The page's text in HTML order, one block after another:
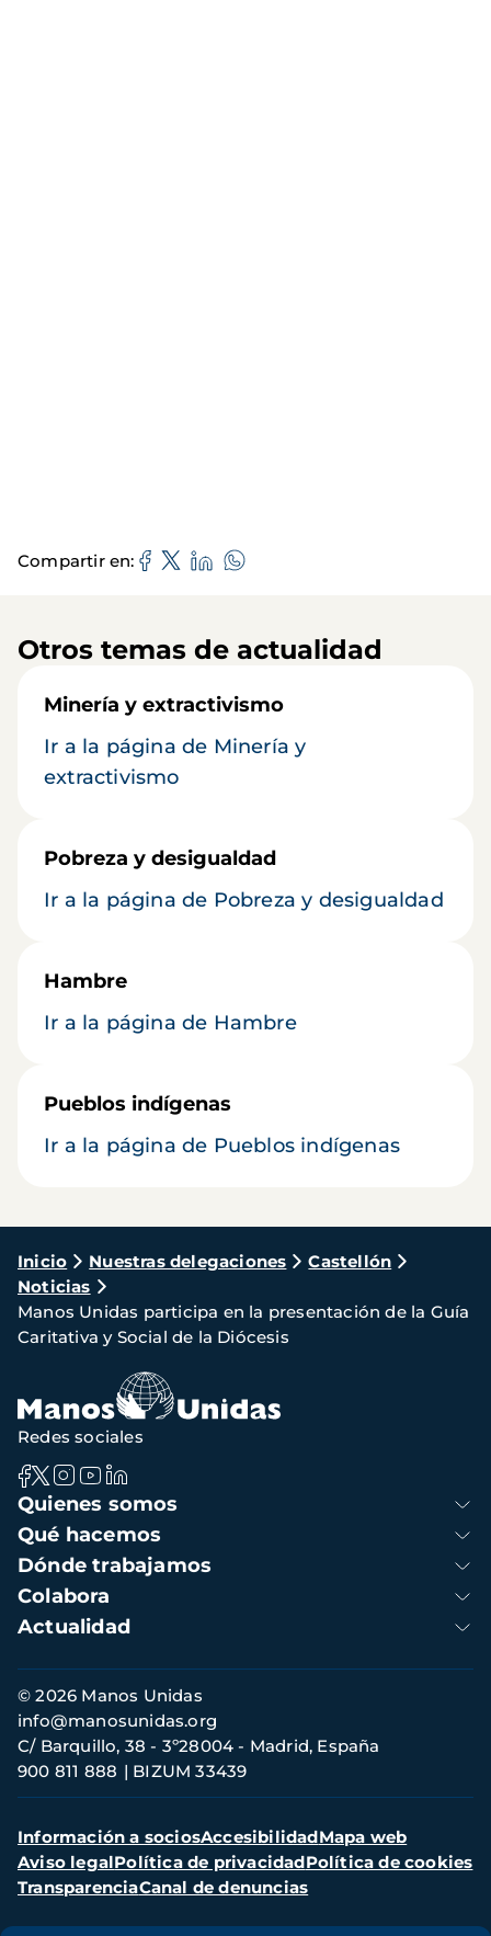
Compartir en
Otros temas de actualidad
Minería y extractivismo
Ir a la página de Minería y
extractivismo
Pobreza y desigualdad
Ir a la página de Pobreza y desigualdad
Hambre
Ir a la página de Hambre
Pueblos indígenas
Ir a la página de Pueblos indígenas
Ruta
de
navegación
Inicio Nuestras delegaciones
Castellón
Noticias
Manos Unidas participa en la presentación de la Guía
Caritativa y Social de la Diócesis
Navegación
principal
Quienes somos
Qué hacemos
Dónde trabajamos
Colabora
Actualidad
Redes sociales
Información
de
contacto
© 2026 Manos Unidas
C/ Barquillo, 38 - 3º28004 - Madrid, España
900 811 888
BIZUM 33439
info@manosunidas.org
Menú
secundario
Información a sociosAccesibilidadMapa web
Aviso legalPolítica de privacidadPolítica de cookies
TransparenciaCanal de denuncias